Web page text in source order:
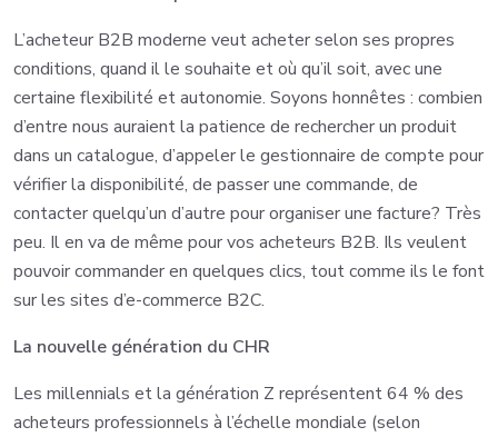
L’acheteur B2B moderne veut acheter selon ses propres
conditions, quand il le souhaite et où qu’il soit, avec une
certaine flexibilité et autonomie. Soyons honnêtes : combien
d’entre nous auraient la patience de rechercher un produit
dans un catalogue, d’appeler le gestionnaire de compte pour
vérifier la disponibilité, de passer une commande, de
contacter quelqu’un d’autre pour organiser une facture? Très
peu. Il en va de même pour vos acheteurs B2B. Ils veulent
pouvoir commander en quelques clics, tout comme ils le font
sur les sites d’e-commerce B2C.
La nouvelle génération du CHR
Les millennials et la génération Z représentent 64 % des
acheteurs professionnels à l’échelle mondiale (selon